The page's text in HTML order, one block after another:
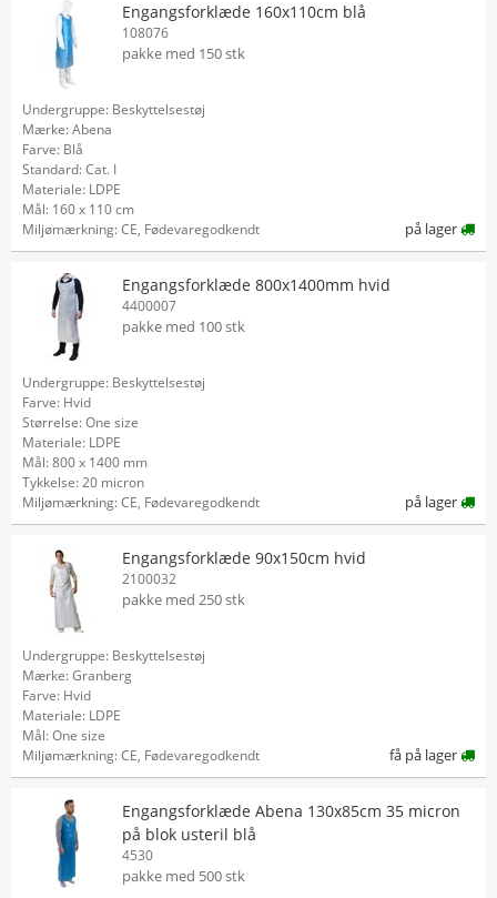
Engangsforklæde 160x110cm blå
108076
pakke med 150 stk
Undergruppe: Beskyttelsestøj
Mærke: Abena
Farve: Blå
Standard: Cat. I
Materiale: LDPE
Mål: 160 x 110 cm
Miljømærkning: CE, Fødevaregodkendt
på lager
Engangsforklæde 800x1400mm hvid
4400007
pakke med 100 stk
Undergruppe: Beskyttelsestøj
Farve: Hvid
Størrelse: One size
Materiale: LDPE
Mål: 800 x 1400 mm
Tykkelse: 20 micron
Miljømærkning: CE, Fødevaregodkendt
på lager
Engangsforklæde 90x150cm hvid
2100032
pakke med 250 stk
Undergruppe: Beskyttelsestøj
Mærke: Granberg
Farve: Hvid
Materiale: LDPE
Mål: One size
Miljømærkning: CE, Fødevaregodkendt
få på lager
Engangsforklæde Abena 130x85cm 35 micron
på blok usteril blå
4530
pakke med 500 stk